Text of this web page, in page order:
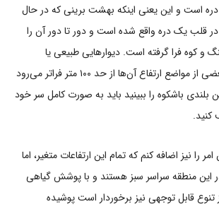
است و این یعنی اینکه بهشت برینی که در حال
قلب یک دره واقع شده است و دور تا دور آن را
و کوه فرا گرفته است. دیوارهایی طبیعی یا
کوه‌هایی بلند که در بعضی از مواضع ارتفاع آن‌ها از حد ۱۰۰ متر فراتر می‌رود
بلندی باشکوه را ببینید باید به صورت کامل سر خود
کنید.
را نیز اضافه کنم که تمام این ارتفاعات متغیر، اما
این منطقه سراسر سبز هستند و با پوشش گیاهی
قابل توجهی نیز برخوردار است پوشیده